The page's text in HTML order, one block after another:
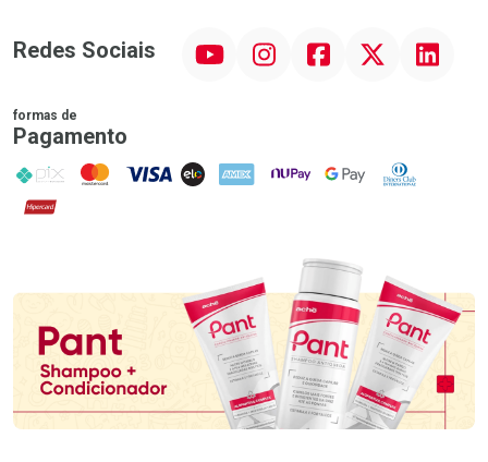
Redes Sociais InstagramFacebookTwitter Linkedin
formas de
Pagamento
PIX MasterCard
VISA ELO AMEX NuPay Google PayDiners Club
Hipercard